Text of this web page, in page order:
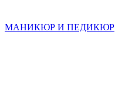
МАНИКЮР И ПЕДИКЮР